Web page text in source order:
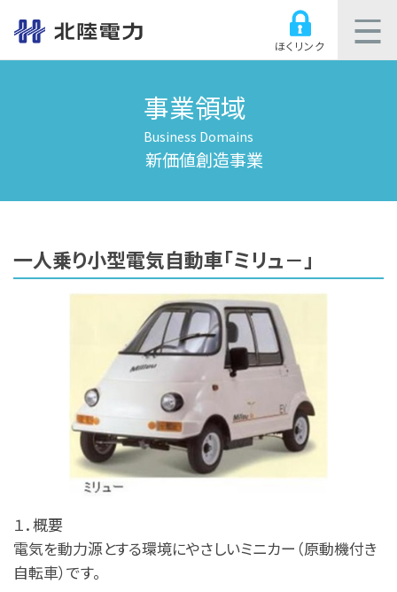
ほくリンク
事業領域
Business Domains
新価値創造事業
一人乗り小型電気自動車「ミリュ－」
１．概要
電気を動力源とする環境にやさしいミニカー（原動機付き
自転車）です。